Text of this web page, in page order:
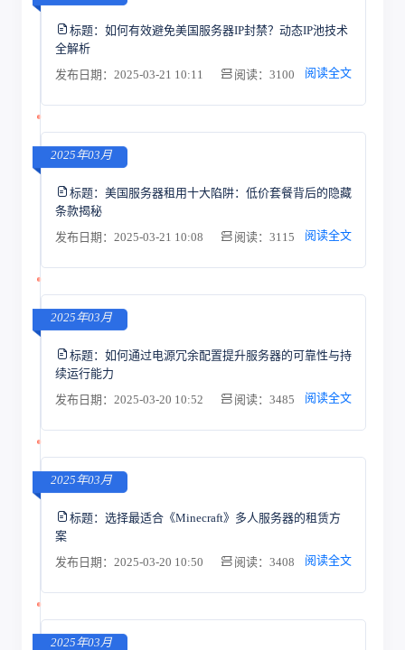
标题： 如何有效避免美国服务器IP封禁？动态IP池技术
全解析
发布日期：2025-03-21 10:11
阅读：3100 阅读全文
2025年03月
标题： 美国服务器租用十大陷阱：低价套餐背后的隐藏
条款揭秘
发布日期：2025-03-21 10:08
阅读：3115 阅读全文
2025年03月
标题： 如何通过电源冗余配置提升服务器的可靠性与持
续运行能力
发布日期：2025-03-20 10:52
阅读：3485 阅读全文
2025年03月
标题： 选择最适合《Minecraft》多人服务器的租赁方
案
发布日期：2025-03-20 10:50
阅读：3408 阅读全文
2025年03月